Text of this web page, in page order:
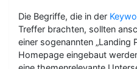
Die Begriffe, die in der
Treffer brachten, sollten
einer sogenannten „Landing
Homepage eingebaut